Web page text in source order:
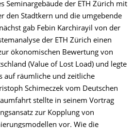
Seminargebäude der ETH Zürich mit
den Stadtkern und die umgebende
gab Febin Karchirayil von der
der ETH Zürich einen
ökonomischen Bewertung von
(Value of Lost Load) und legte
auf räumliche und zeitliche
Schimeczek vom Deutschen
stellte in seinem Vortrag
zur Kopplung von
vor. Wie die